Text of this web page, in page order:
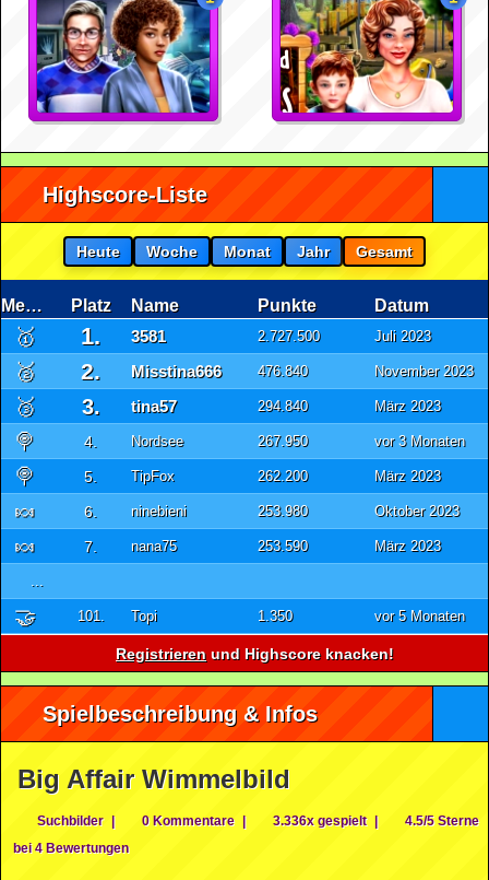
Highscore-Liste
Heute Woche Monat Jahr Gesamt
Medaille Platz Name Punkte Datum
🥇 1. 3581 2.727.500 Juli 2023
🥈 2. Misstina666 476.840 November 2023
🥉 3. tina57 294.840 März 2023
🍭 4. Nordsee 267.950 vor 3 Monaten
🍭 5. TipFox 262.200 März 2023
🍬 6. ninebieni 253.980 Oktober 2023
🍬 7. nana75 253.590 März 2023
...
🤝 101. Topi 1.350 vor 5 Monaten
Registrieren und Highscore knacken!
Spielbeschreibung & Infos
Big Affair Wimmelbild
Suchbilder | 0 Kommentare | 3.336x gespielt |
4.5/5 Sterne
bei 4 Bewertungen